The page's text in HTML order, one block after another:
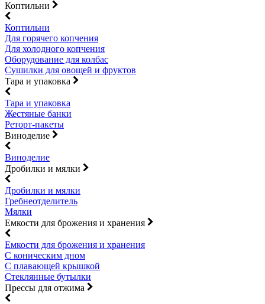
Коптильни
Коптильни
Для горячего копчения
Для холодного копчения
Оборудование для колбас
Сушилки для овощей и фруктов
Тара и упаковка
Тара и упаковка
Жестяные банки
Реторт-пакеты
Виноделие
Виноделие
Дробилки и мялки
Дробилки и мялки
Гребнеотделитель
Мялки
Емкости для брожения и хранения
Емкости для брожения и хранения
С коническим дном
С плавающей крышкой
Стеклянные бутылки
Прессы для отжима